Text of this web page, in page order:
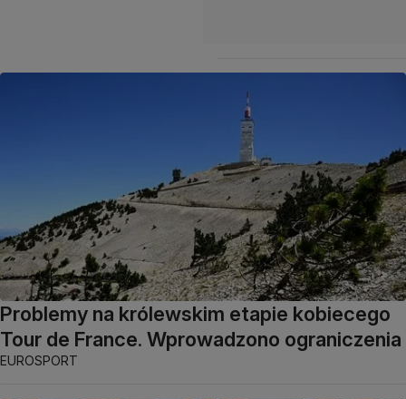
Problemy na królewskim etapie kobiecego
Tour de France. Wprowadzono ograniczenia
EUROSPORT